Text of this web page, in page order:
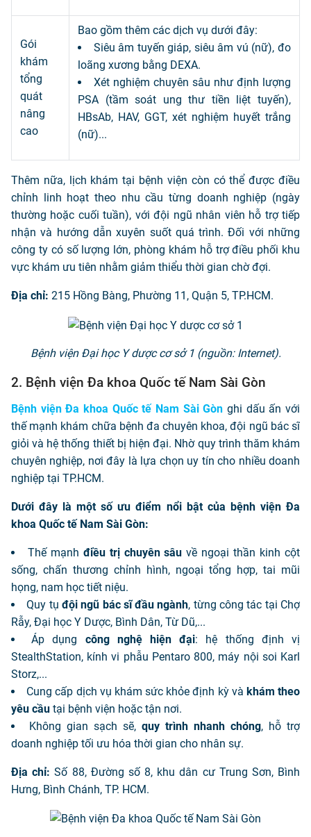
Gói
khám
tổng
quát
nâng
cao
Bao gồm thêm các dịch vụ dưới đây:
Siêu âm tuyến giáp, siêu âm vú (nữ), đo
loãng xương bằng DEXA.
Xét nghiệm chuyên sâu như định lượng
PSA (tầm soát ung thư tiền liệt tuyến),
HBsAb, HAV, GGT, xét nghiệm huyết trắng
(nữ)...
Thêm nữa, lịch khám tại bệnh viện còn có thể được điều
chỉnh linh hoạt theo nhu cầu từng doanh nghiệp (ngày
thường hoặc cuối tuần), với đội ngũ nhân viên hỗ trợ tiếp
nhận và hướng dẫn xuyên suốt quá trình. Đối với những
công ty có số lượng lớn, phòng khám hỗ trợ điều phối khu
vực khám ưu tiên nhằm giảm thiểu thời gian chờ đợi.
Địa chỉ: 215 Hồng Bàng, Phường 11, Quận 5, TP.HCM.
Bệnh viện Đại học Y dược cơ sở 1 (nguồn: Internet).
2. Bệnh viện Đa khoa Quốc tế Nam Sài Gòn
Bệnh viện Đa khoa Quốc tế Nam Sài Gòn ghi dấu ấn với
thế mạnh khám chữa bệnh đa chuyên khoa, đội ngũ bác sĩ
giỏi và hệ thống thiết bị hiện đại. Nhờ quy trình thăm khám
chuyên nghiệp, nơi đây là lựa chọn uy tín cho nhiều doanh
nghiệp tại TP.HCM.
Dưới đây là một số ưu điểm nổi bật của bệnh viện Đa
khoa Quốc tế Nam Sài Gòn:
Thế mạnh điều trị chuyên sâu về ngoại thần kinh cột
sống, chấn thương chỉnh hình, ngoại tổng hợp, tai mũi
họng, nam học tiết niệu.
Quy tụ đội ngũ bác sĩ đầu ngành, từng công tác tại Chợ
Rẫy, Đại học Y Dược, Bình Dân, Từ Dũ,...
Áp dụng công nghệ hiện đại: hệ thống định vị
StealthStation, kính vi phẫu Pentaro 800, máy nội soi Karl
Storz,...
Cung cấp dịch vụ khám sức khỏe định kỳ và khám theo
yêu cầu tại bệnh viện hoặc tận nơi.
Không gian sạch sẽ, quy trình nhanh chóng, hỗ trợ
doanh nghiệp tối ưu hóa thời gian cho nhân sự.
Địa chỉ: Số 88, Đường số 8, khu dân cư Trung Sơn, Bình
Hưng, Bình Chánh, TP. HCM.